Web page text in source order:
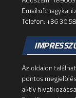
Telefon: +36 30
Az oldalon
pontos
aktív